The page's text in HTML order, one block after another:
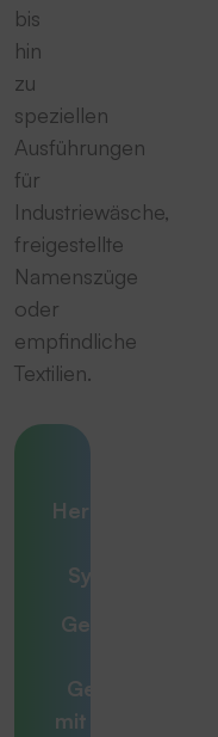
bis
hin
zu
speziellen
Ausführungen
für
Industriewäsche,
freigestellte
Namenszüge
oder
empfindliche
Textilien.
Herausforderung
Systemlösung
Gemeinsam zur
Gesamtlösung
mit